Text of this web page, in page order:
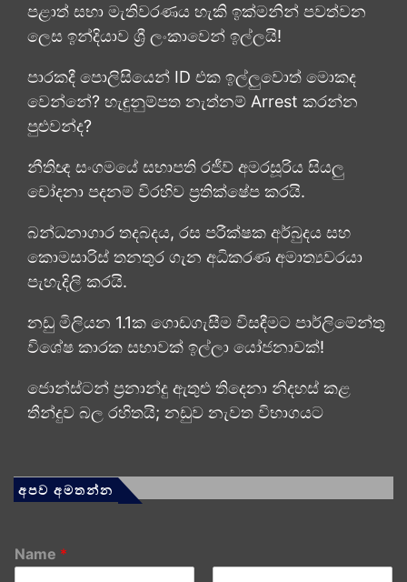
පළාත් සභා මැතිවරණය හැකි ඉක්මනින් පවත්වන
ලෙස ඉන්දියාව ශ්‍රී ලංකාවෙන් ඉල්ලයි!
පාරකදී පොලිසියෙන් ID එක ඉල්ලුවොත් මොකද
වෙන්නේ? හැඳුනුම්පත නැත්නම් Arrest කරන්න
පුළුවන්ද?
නීතිඥ සංගමයේ සභාපති රජීව් අමරසූරිය සියලු
චෝදනා පදනම් විරහිව ප්‍රතික්ෂේප කරයි.
බන්ධනාගාර තදබදය, රස පරීක්ෂක අර්බුදය සහ
කොමසාරිස් තනතුර ගැන අධිකරණ අමාත්‍යවරයා
පැහැදිලි කරයි.
නඩු මිලියන 1.1ක ගොඩගැසීම විසඳීමට පාර්ලිමේන්තු
විශේෂ කාරක සභාවක් ඉල්ලා යෝජනාවක්!
ජොන්ස්ටන් ප්‍රනාන්දු ඇතුළු තිදෙනා නිදහස් කළ
තීන්දුව බල රහිතයි; නඩුව නැවත විභාගයට
අපව අමතන්න
Name *